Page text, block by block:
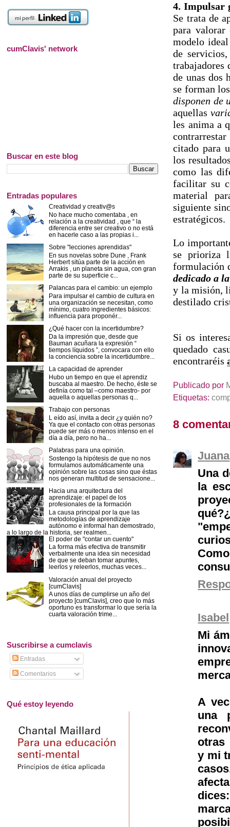
4. Impulsar
Se trata de
para valorar
modelo
de
trabajadores
de unas dos
se forman
disponen de
aquellas
les anima a
citado para
los
como las
facilitar su
material
siguiente
estratégicos.
Lo
se prioriza
formulación
dedicado a
y la misión,
destilado
Si os
quedado
encontraréis
Publicado por
Etiquetas:
8
Juana
Una
la
Isabel
Mi
A
una
otras
y mi
cumClavis' network
Buscar en este blog
Entradas populares
Creatividad y creativ@s
No hace mucho comentaba , en
relación a la creatividad , que “ la
diferencia entre ser creativo o no está
en hacerle caso a las propias i...
Sobre "lecciones aprendidas"
En sus novelas sobre Dune , Frank
Herbert sitúa parte de la acción en
Arrakis , un planeta sin agua, con gran
parte de su superficie c...
Palancas para el cambio: un ejemplo
Para impulsar el cambio de cultura en
una organización se necesitan, como
mínimo, cuatro ingredientes básicos:
influencia para proponér...
¿Qué hacer con la incertidumbre?
Da la impresión que, desde que
Bauman acuñara la expresión “
tiempos líquidos ”, convocara con ello
la conciencia sobre la incertidumbre...
La capacidad de aprender
Hubo un tiempo en que el aprendiz
buscaba al maestro. De hecho, éste se
definía como tal –como maestro- por
aquella o aquellas personas q...
Trabajo con personas
L eído así, invita a decir ¿y quién no?
Ya que el contacto con otras personas
puede ser más o menos intenso en el
día a día, pero no ha...
Palabras para una opinión.
Sostengo la hipótesis de que no nos
formulamos automáticamente una
opinión sobre las cosas sino que éstas
nos generan multitud de sensacione...
Hacia una arquitectura del
aprendizaje: el papel de los
profesionales de la formación
La causa principal por la que las
metodologías de aprendizaje
autónomo e informal han demostrado,
a lo largo de la historia, ser realmen...
El poder de "contar un cuento"
La forma más efectiva de transmitir
verbalmente una idea sin necesidad
de que se deban tomar apuntes,
leerlos y releerlos, muchas veces...
Valoración anual del proyecto
[cumClavis]
A unos días de cumplirse un año del
proyecto [cumClavis], creo que lo más
oportuno es transformar lo que sería la
cuarta valoración trime...
Suscribirse a cumclavis
Entradas
Comentarios
Qué estoy leyendo